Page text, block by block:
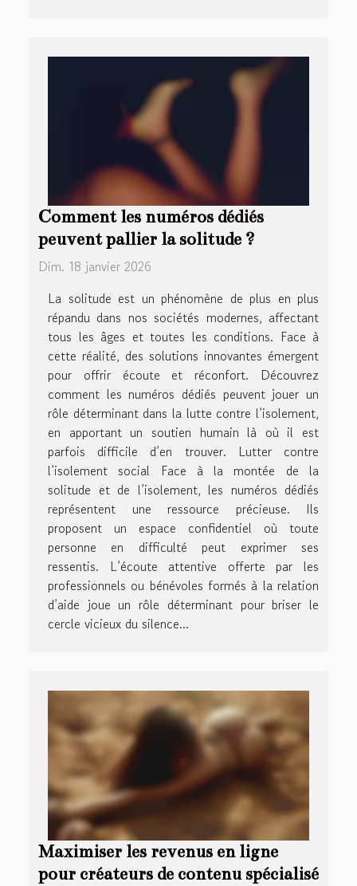
Comment les numéros dédiés
peuvent pallier la solitude ?
Dim. 18 janvier 2026
La solitude est un phénomène de plus en plus
répandu dans nos sociétés modernes, affectant
tous les âges et toutes les conditions. Face à
cette réalité, des solutions innovantes émergent
pour offrir écoute et réconfort. Découvrez
comment les numéros dédiés peuvent jouer un
rôle déterminant dans la lutte contre l’isolement,
en apportant un soutien humain là où il est
parfois difficile d’en trouver. Lutter contre
l’isolement social Face à la montée de la
solitude et de l’isolement, les numéros dédiés
représentent une ressource précieuse. Ils
proposent un espace confidentiel où toute
personne en difficulté peut exprimer ses
ressentis. L’écoute attentive offerte par les
professionnels ou bénévoles formés à la relation
d’aide joue un rôle déterminant pour briser le
cercle vicieux du silence...
Maximiser les revenus en ligne
pour créateurs de contenu spécialisé